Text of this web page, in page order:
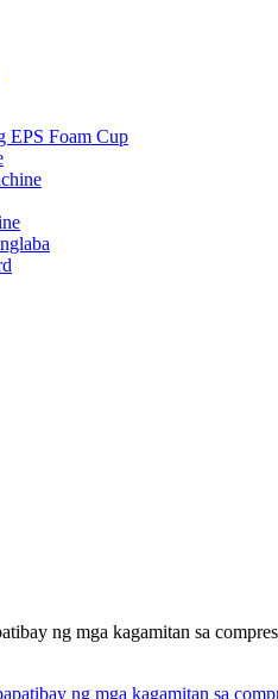
EPS Foam Cup
ng mga kagamitan sa